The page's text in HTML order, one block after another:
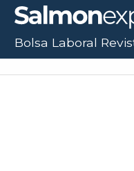
Bolsa Laboral